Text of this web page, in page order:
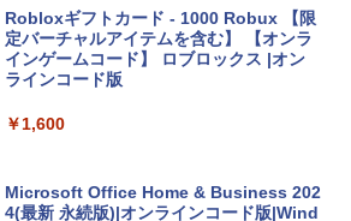
￥162,598
tomtoc 360°保護 15.6 16インチ パソコ
book Lenovo対応
Robloxギフトカード - 1000 Robux 【限
定バーチャルアイテムを含む】 【オンラ
インゲームコード】 ロブロックス |オン
ラインコード版
￥1,600
Microsoft Office Home & Business 202
4(最新 永続版)|オンラインコード版|Wind